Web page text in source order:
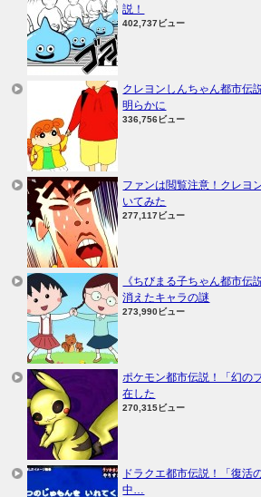
説！
402,737ビュー
クレヨンしんちゃん都市伝
明らかに
336,756ビュー
ファンは閲覧注意！クレヨ
いてみた
277,117ビュー
《ちびまる子ちゃん都市伝
消えたキャラの謎
273,990ビュー
ポケモン都市伝説！「幻の
在した
270,315ビュー
ドラクエ都市伝説！「復活
中…